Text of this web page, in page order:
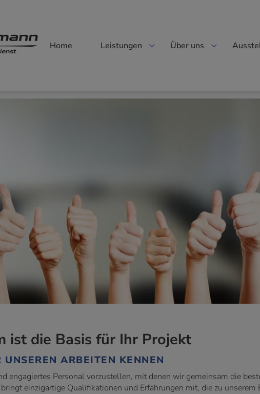
Home Leistungen Über uns
ist die Basis für Ihr Projekt
ARBEITEN KENNEN
engagiertes Personal vorzustellen, mit denen wir gemeinsam die
einzigartige Qualifikationen und Erfahrungen mit, die zu unserem